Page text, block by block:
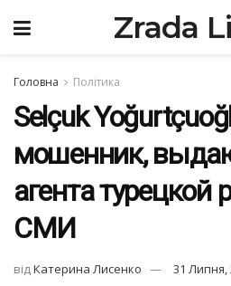
Zrada
Головна Політика
Selçuk
мошенник,
агента турецкой
CМИ
відКатерина Лисенко 31 Липня,